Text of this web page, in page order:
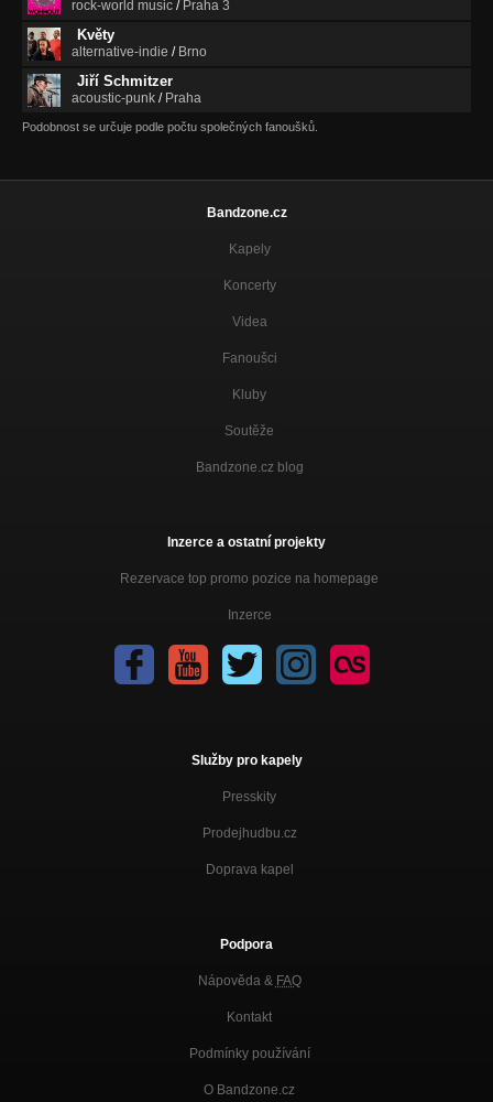
rock-world music / Praha 3
Květy
alternative-indie / Brno
Jiří Schmitzer
acoustic-punk / Praha
Podobnost se určuje podle počtu společných fanoušků.
Bandzone.cz
Kapely
Koncerty
Videa
Fanoušci
Kluby
Soutěže
Bandzone.cz blog
Inzerce a ostatní projekty
Rezervace top promo pozice na homepage
Inzerce
Služby pro kapely
Presskity
Prodejhudbu.cz
Doprava kapel
Podpora
Nápověda & FAQ
Kontakt
Podmínky používání
O Bandzone.cz